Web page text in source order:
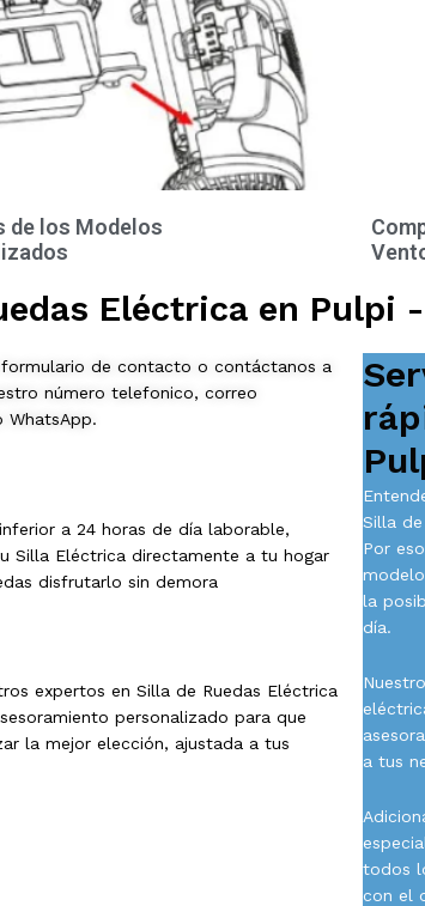
de los Modelos
Eléctrica en Pulpi
de contacto o contáctanos a
número telefonico, correo
WhatsApp.
a 24 horas de día laborable,
Silla Eléctrica directamente a tu hogar
disfrutarlo sin demora
expertos en Silla de Ruedas Eléctrica
personalizado para que
la mejor elección, ajustada a tus
Silla
Por
la
día.
a tus
todos
con el